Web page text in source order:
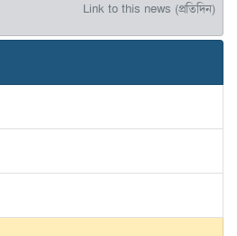
Link to this news (প্রতিদিন)